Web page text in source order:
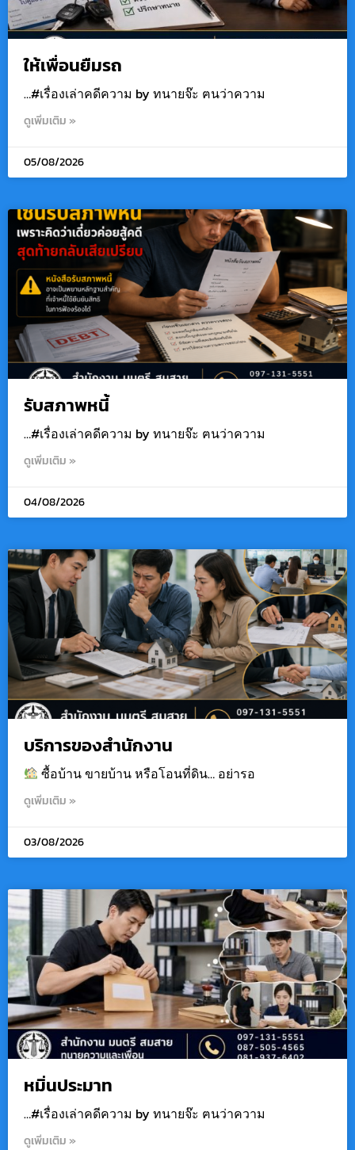
ให้เพื่อนยืมรถ
…#เรื่องเล่าคดีความ by ทนายจ๊ะ ฅนว่าความ
ดูเพิ่มเติม »
05/08/2026
รับสภาพหนี้
…#เรื่องเล่าคดีความ by ทนายจ๊ะ ฅนว่าความ
ดูเพิ่มเติม »
04/08/2026
บริการของสำนักงาน
ซื้อบ้าน ขายบ้าน หรือโอนที่ดิน… อย่ารอ
ดูเพิ่มเติม »
03/08/2026
หมิ่นประมาท
…#เรื่องเล่าคดีความ by ทนายจ๊ะ ฅนว่าความ
ดูเพิ่มเติม »